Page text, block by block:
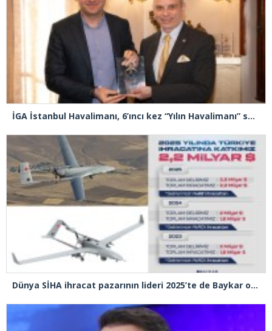
İGA İstanbul Havalimanı, 6’ıncı kez “Yılın Havalimanı” seçildi
Dünya SİHA ihracat pazarının lideri 2025’te de Baykar oldu